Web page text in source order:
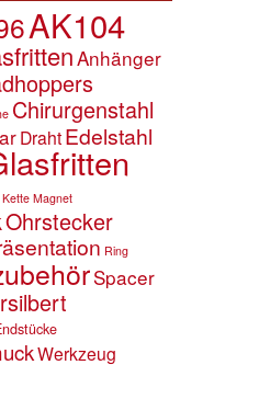
AK104
Anhänger
Chirurgenstahl
DrahtEdelstahl
Kette Magnet
Ohrstecker
Ring
Spacer
Werkzeug